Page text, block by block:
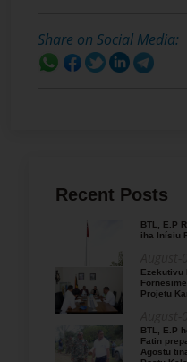
Share on Social Media:
Recent Posts
BTL, E.P
iha Inísiu
Ezekutivu
Projetu
BTL, E.P
Fatin
Agostu